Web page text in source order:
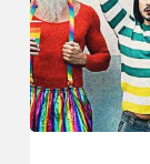
dans
l’intérêt
public
dans